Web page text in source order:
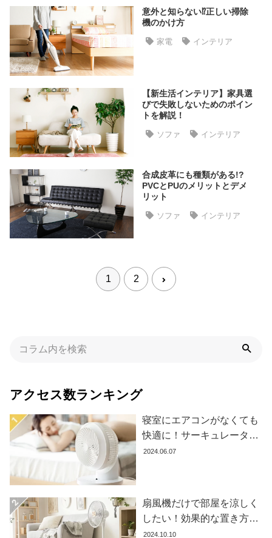
ラ
ン
キ
ン
カ
テ
か
ら
探
ン
意外と知らない⁉正しい掃除
機のかけ方
家電 インテリア
【新生活インテリア】家具選
びで失敗しないためのポイン
トを解説！
ソファ インテリア
合成皮革にも種類がある!?
PVCとPUのメリットとデメ
リット
ソファ インテリア
1 2
アクセス数ランキング
寝室にエアコンがなくても
快適に！サーキュレーター
の効果的な使い方とおすす
2024.06.07
扇風機だけで部屋を涼しく
したい！効果的な置き方と
おすすめ商品を紹介します
2024.10.10